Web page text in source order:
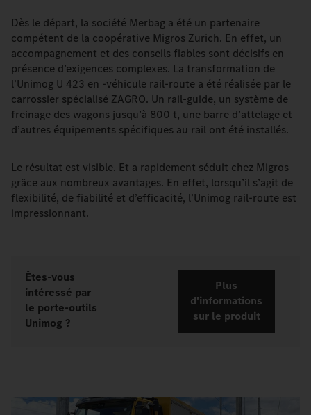
Dès le départ, la société Merbag a été un partenaire
compétent de la coopérative Migros Zurich. En effet, un
accompagnement et des conseils fiables sont décisifs en
présence d’exigences complexes. La transformation de
l’Unimog U 423 en -véhicule rail-route a été réalisée par le
carrossier spécialisé ZAGRO. Un rail-guide, un système de
freinage des wagons jusqu’à 800 t, une barre d’attelage et
d’autres équipements spécifiques au rail ont été installés.
Le résultat est visible. Et a rapidement séduit chez Migros
grâce aux nombreux avantages. En effet, lorsqu’il s’agit de
flexibilité, de fiabilité et d’efficacité, l’Unimog rail-route est
impressionnant.
Êtes-vous
intéressé par
le porte-outils
Unimog ?
Plus
d'informations
sur le produit